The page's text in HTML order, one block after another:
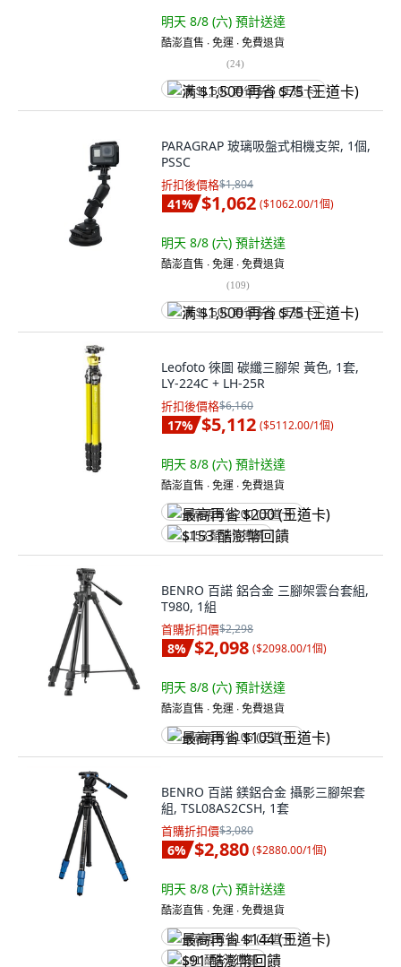
明天 8/8 (六) 預計送達
酷澎直售 ∙ 免運 ∙ 免費退貨
(24)
满 $1,500 再省 $75 (王道卡)
PARAGRAP 玻璃吸盤式相機支架, 1個,
PSSC
折扣後價格$1,804
41% $1,062 ($1062.00/1個)
明天 8/8 (六) 預計送達
酷澎直售 ∙ 免運 ∙ 免費退貨
(109)
满 $1,500 再省 $75 (王道卡)
Leofoto 徠圖 碳纖三腳架 黃色, 1套,
LY-224C + LH-25R
折扣後價格$6,160
17% $5,112 ($5112.00/1個)
明天 8/8 (六) 預計送達
酷澎直售 ∙ 免運 ∙ 免費退貨
最高再省 $200 (王道卡)
$153 酷澎幣回饋
BENRO 百諾 鋁合金 三腳架雲台套組,
T980, 1組
首購折扣價$2,298
8% $2,098 ($2098.00/1個)
明天 8/8 (六) 預計送達
酷澎直售 ∙ 免運 ∙ 免費退貨
最高再省 $105 (王道卡)
BENRO 百諾 鎂鋁合金 攝影三腳架套
組, TSL08AS2CSH, 1套
首購折扣價$3,080
6% $2,880 ($2880.00/1個)
明天 8/8 (六) 預計送達
酷澎直售 ∙ 免運 ∙ 免費退貨
最高再省 $144 (王道卡)
$91 酷澎幣回饋